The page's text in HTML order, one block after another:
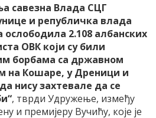
савезна Влада СЦГ
и републичка влада
2.108 албанских
ОВК који су били
борбама са државном
на Кошаре, у Дреници и
нису захтевале да се
, тврди Удружење, између
и премијеру Вучићу, које је